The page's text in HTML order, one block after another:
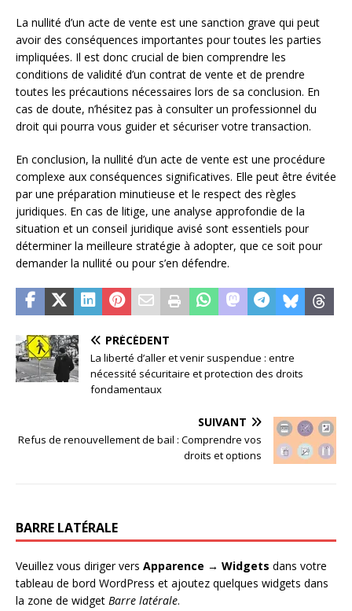
La nullité d’un acte de vente est une sanction grave qui peut
avoir des conséquences importantes pour toutes les parties
impliquées. Il est donc crucial de bien comprendre les
conditions de validité d’un contrat de vente et de prendre
toutes les précautions nécessaires lors de sa conclusion. En
cas de doute, n’hésitez pas à consulter un professionnel du
droit qui pourra vous guider et sécuriser votre transaction.
En conclusion, la nullité d’un acte de vente est une procédure
complexe aux conséquences significatives. Elle peut être évitée
par une préparation minutieuse et le respect des règles
juridiques. En cas de litige, une analyse approfondie de la
situation et un conseil juridique avisé sont essentiels pour
déterminer la meilleure stratégie à adopter, que ce soit pour
demander la nullité ou pour s’en défendre.
PRÉCÉDENT
La liberté d’aller et venir suspendue : entre
nécessité sécuritaire et protection des droits
fondamentaux
SUIVANT
Refus de renouvellement de bail : Comprendre vos
droits et options
BARRE LATÉRALE
Veuillez vous diriger vers Apparence → Widgets dans votre
tableau de bord WordPress et ajoutez quelques widgets dans
la zone de widget Barre latérale.